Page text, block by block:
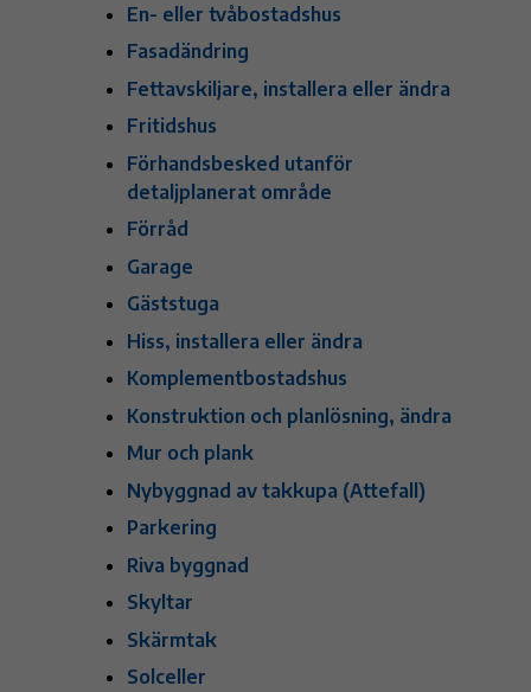
En- eller tvåbostadshus
Fasadändring
Fettavskiljare, installera eller ändra
Fritidshus
Förhandsbesked utanför
detaljplanerat område
Förråd
Garage
Gäststuga
Hiss, installera eller ändra
Komplementbostadshus
Konstruktion och planlösning, ändra
Mur och plank
Nybyggnad av takkupa (Attefall)
Parkering
Riva byggnad
Skyltar
Skärmtak
Solceller